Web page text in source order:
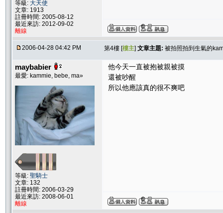
等級: 大天使
文章: 1913
註冊時間: 2005-08-12
最近來訪: 2012-09-02
離線
2006-04-28 04:42 PM 第4樓 [樓主] 文章主題: 被拍照拍到生氣的
maybabier
最愛: kammie, bebe, ma»
等級: 聖騎士
文章: 132
註冊時間: 2006-03-29
最近來訪: 2008-06-01
離線
他今天一直被抱被親被摸
還被吵醒
所以他應該真的很不爽吧